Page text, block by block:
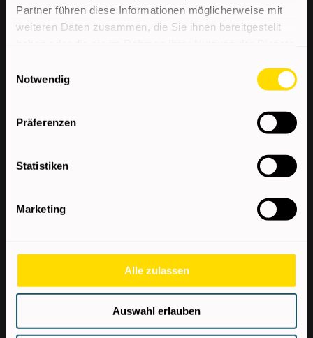
Partner führen diese Informationen möglicherweise mit
weiteren Daten zusammen, die Sie ihnen bereitgestellt
Notwendig
Präferenzen
Statistiken
Marketing
Alle zulassen
Auswahl erlauben
Wir bieten
Sehr gute Aus- und
Top-Verdienstmöglichkeiten durch
Dauerstellen in renommierten Unternehmen
mit der Möglichkeit zur Übernahme
Verdienst
€3.000,00 brutto/Monat
Überzahlung je nach Qualifikation und Erfahrung